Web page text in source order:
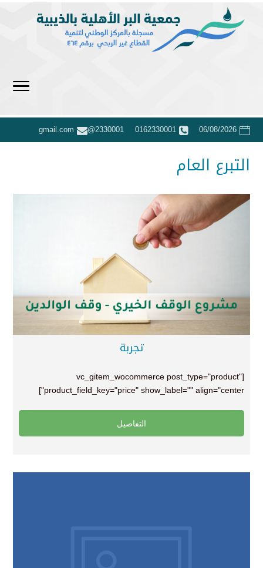
06/08/2026
0162330001
2330001@gmail.com
التبرع العام
تجربة
[vc_gitem_wocommerce post_type="product"
product_field_key="price" show_label="" align="center"]
التفاصيل